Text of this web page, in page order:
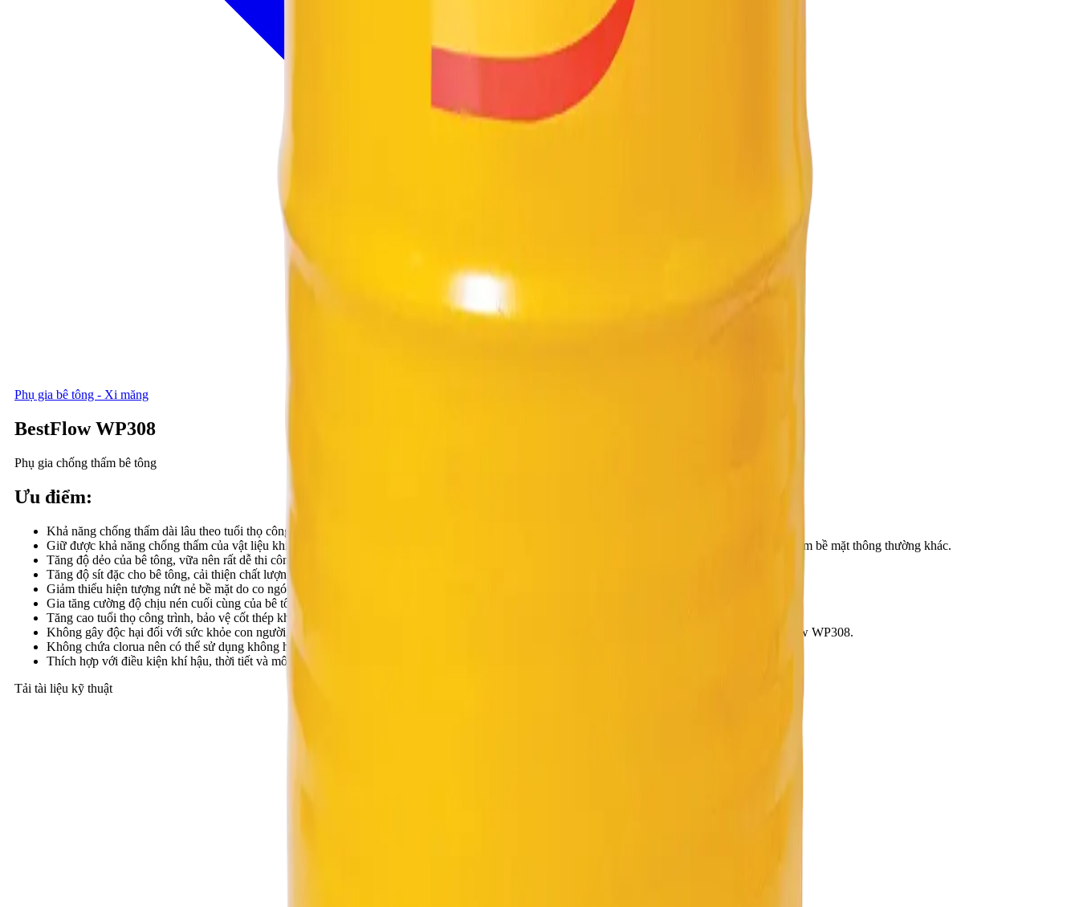
Phụ gia bê tông - Xi măng
BestFlow WP308
Phụ gia chống thấm bê tông
Ưu điểm:
Khả năng chống thấm dài lâu theo tuổi thọ công trình, không bị lão hóa theo thời tiết.
Giữ được khả năng chống thấm của vật liệu khi bề mặt vật liệu bị những tổn thương do va đập cơ học hoặc bị mài mòn như những vật liệu chống thấm bề mặt thông thường khác.
Tăng độ dẻo của bê tông, vữa nên rất dễ thi công, đầm dùi, tô trát...
Tăng độ sít đặc cho bê tông, cải thiện chất lượng bề mặt công trình.
Giảm thiểu hiện tượng nứt nẻ bề mặt do co ngót dẻo trong quá trình đóng rắn xi măng.
Gia tăng cường độ chịu nén cuối cùng của bê tông đáng kể.
Tăng cao tuổi thọ công trình, bảo vệ cốt thép không bị ăn mòn, rỉ, sét...do ẩm ướt đối với các công trình ngầm như trường hợp chống thấm bề mặt.
Không gây độc hại đối với sức khỏe con người, không gây ô nhiễm nguồn nước sinh hoạt khi tiếp xúc trực tiếp với bê tông, vữa có sử dụng BestFlow WP308.
Không chứa clorua nên có thể sử dụng không hạn chế cho cấu kiện bê tông cốt thép.
Thích hợp với điều kiện khí hậu, thời tiết và môi trường Việt Nam.
Tải tài liệu kỹ thuật